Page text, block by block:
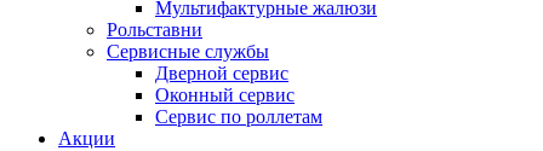
Мультифактурные жалюзи
Рольставни
Сервисные службы
Дверной сервис
Оконный сервис
Сервис по роллетам
Акции